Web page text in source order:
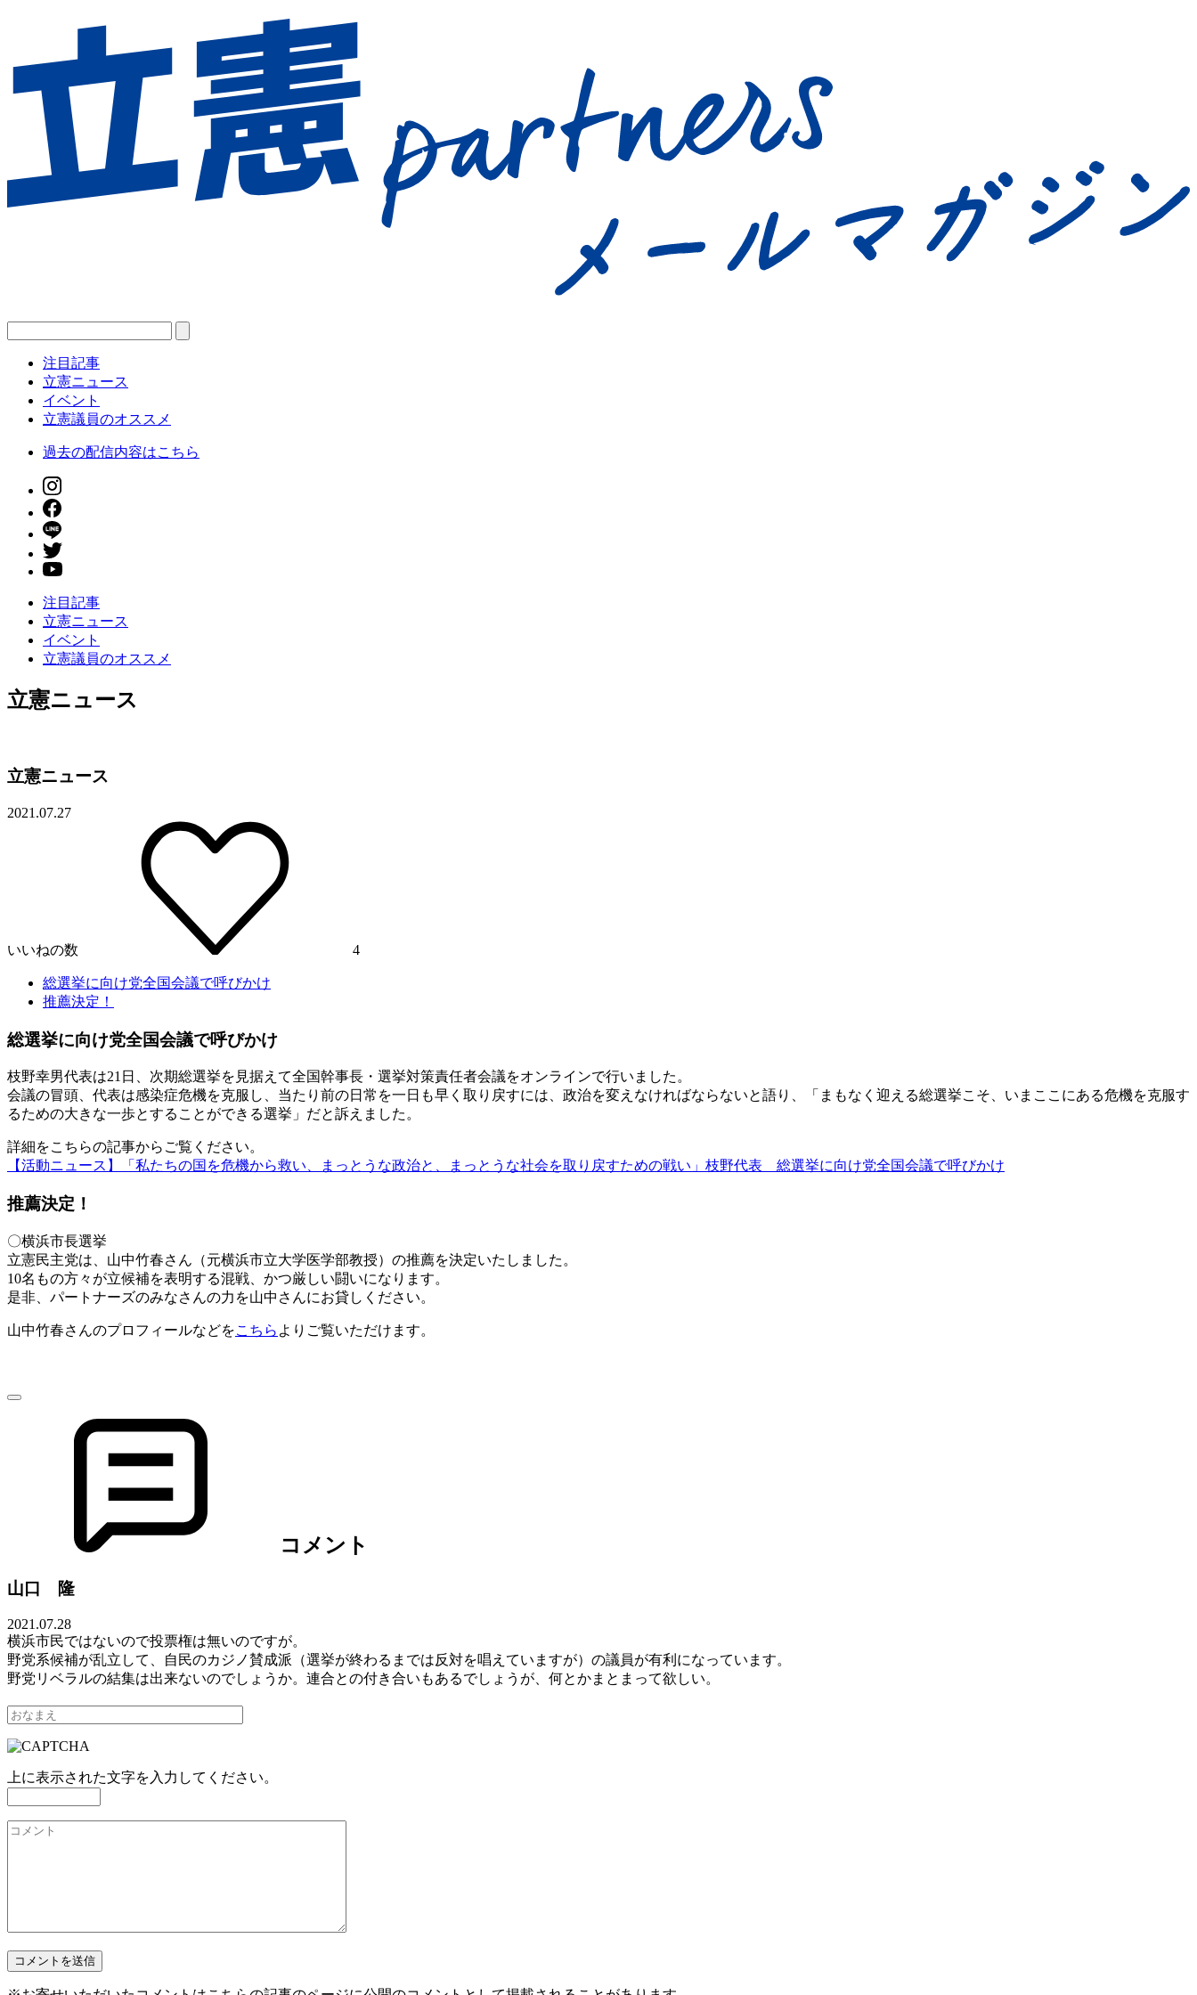
注目記事
立憲ニュース
イベント
立憲議員のオススメ
過去の配信内容はこちら
注目記事
立憲ニュース
イベント
立憲議員のオススメ
立憲ニュース
立憲ニュース
2021.07.27
いいねの数 4
総選挙に向け党全国会議で呼びかけ
推薦決定！
総選挙に向け党全国会議で呼びかけ
枝野幸男代表は21日、次期総選挙を見据えて全国幹事長・選挙対策責任者会議をオンラインで行いました。
会議の冒頭、代表は感染症危機を克服し、当たり前の日常を一日も早く取り戻すには、政治を変えなければならないと語り、「まもなく迎える総選挙こそ、いまここにある危機を克服す
るための大きな一歩とすることができる選挙」だと訴えました。
詳細をこちらの記事からご覧ください。
【活動ニュース】「私たちの国を危機から救い、まっとうな政治と、まっとうな社会を取り戻すための戦い」枝野代表 総選挙に向け党全国会議で呼びかけ
推薦決定！
〇横浜市長選挙
立憲民主党は、山中竹春さん（元横浜市立大学医学部教授）の推薦を決定いたしました。
10名もの方々が立候補を表明する混戦、かつ厳しい闘いになります。
是非、パートナーズのみなさんの力を山中さんにお貸しください。
山中竹春さんのプロフィールなどをこちら よりご覧いただけます。
コメント
山口 隆
2021.07.28
横浜市民ではないので投票権は無いのですが。
野党系候補が乱立して、自民のカジノ賛成派（選挙が終わるまでは反対を唱えていますが）の議員が有利になっています。
野党リベラルの結集は出来ないのでしょうか。連合との付き合いもあるでしょうが、何とかまとまって欲しい。
上に表示された文字を入力してください。